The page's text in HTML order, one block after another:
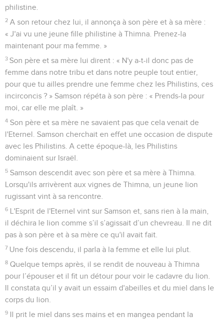
philistine.
2 A son retour chez lui, il annonça à son père et à sa mère :
« J'ai vu une jeune fille philistine à Thimna. Prenez-la
maintenant pour ma femme. »
3 Son père et sa mère lui dirent : « N'y a-t-il donc pas de
femme dans notre tribu et dans notre peuple tout entier,
pour que tu ailles prendre une femme chez les Philistins, ces
incirconcis ? » Samson répéta à son père : « Prends-la pour
moi, car elle me plaît. »
4 Son père et sa mère ne savaient pas que cela venait de
l'Eternel. Samson cherchait en effet une occasion de dispute
avec les Philistins. A cette époque-là, les Philistins
dominaient sur Israël.
5 Samson descendit avec son père et sa mère à Thimna.
Lorsqu'ils arrivèrent aux vignes de Thimna, un jeune lion
rugissant vint à sa rencontre.
6 L'Esprit de l'Eternel vint sur Samson et, sans rien à la main,
il déchira le lion comme s’il s’agissait d’un chevreau. Il ne dit
pas à son père et à sa mère ce qu'il avait fait.
7 Une fois descendu, il parla à la femme et elle lui plut.
8 Quelque temps après, il se rendit de nouveau à Thimna
pour l’épouser et il fit un détour pour voir le cadavre du lion.
Il constata qu’il y avait un essaim d'abeilles et du miel dans le
corps du lion.
9 Il prit le miel dans ses mains et en mangea pendant la